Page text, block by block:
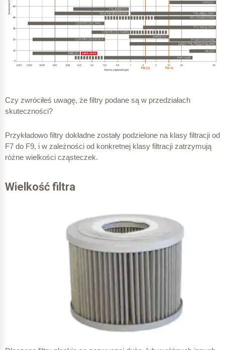
Czy zwróciłeś uwagę, że filtry podane są w przedziałach
skuteczności?
Przykładowo filtry dokładne zostały podzielone na klasy filtracji od
F7 do F9, i w zależności od konkretnej klasy filtracji zatrzymują
różne wielkości cząsteczek.
Wielkość filtra